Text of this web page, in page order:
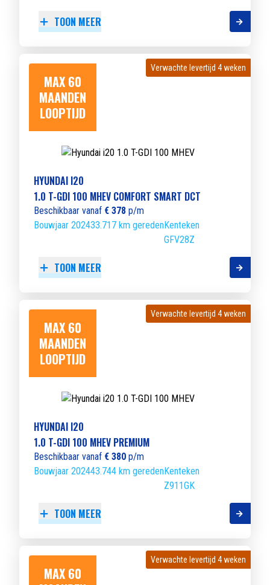
TOON MEER
MAX 60
MAANDEN
LOOPTIJD
Verwachte levertijd 4 weken
Verwachte levertijd 4 weken
HYUNDAI I20
1.0 T-GDI 100 MHEV COMFORT SMART DCT
Beschikbaar vanaf € 378 p/m
Bouwjaar 202433.717 km geredenKenteken
GFV28Z
TOON MEER
MAX 60
MAANDEN
LOOPTIJD
Verwachte levertijd 4 weken
Verwachte levertijd 4 weken
HYUNDAI I20
1.0 T-GDI 100 MHEV PREMIUM
Beschikbaar vanaf € 380 p/m
Bouwjaar 202443.744 km geredenKenteken
Z911GK
TOON MEER
MAX 60
Verwachte levertijd 4 weken
Verwachte levertijd 4 weken